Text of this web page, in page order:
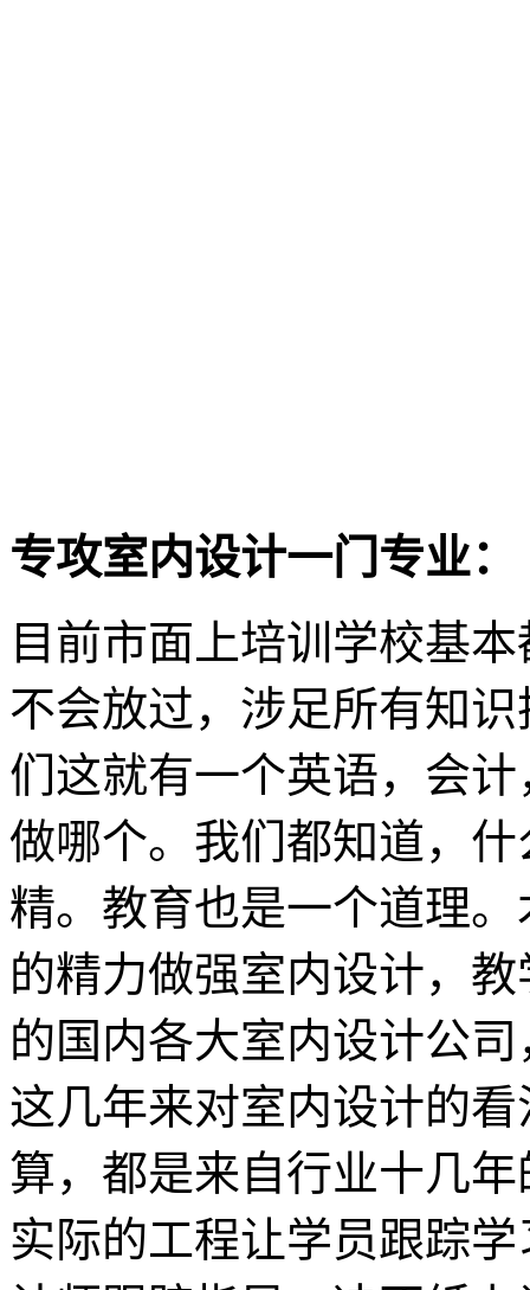
专攻室内设计一门专业：
目前市面上培训学校基
不会放过，涉足所有知
们这就有一个英语，会
做哪个。我们都知道，
精。教育也是一个道理
的精力做强室内设计，
的国内各大室内设计公
这几年来对室内设计的
算，都是来自行业十几
实际的工程让学员跟踪